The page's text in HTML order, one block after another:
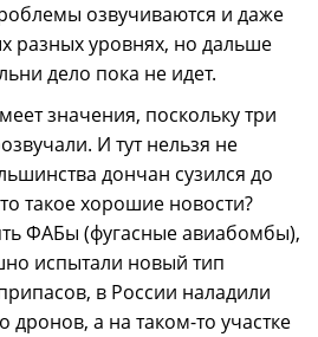
озвучиваются и даже
разных уровнях, но дальше
дело пока не идет.
значения, поскольку три
И тут нельзя не
дончан сузился до
такое хорошие новости?
ФАБы (фугасные авиабомбы),
испытали новый тип
в России наладили
дронов, а на таком-то участке